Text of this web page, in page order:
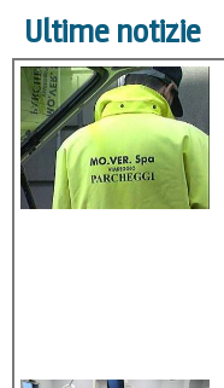
Ultime notizie